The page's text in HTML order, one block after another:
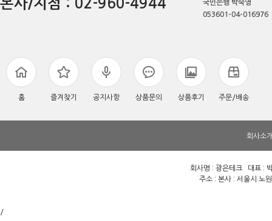
본사/지점 : 02-960-4944
국민은행 박숙영
053601-04-016976
홈 즐겨찾기 공지사항 상품문의 상품후기 주문/배송
회사소
회사명 : 광은테크 대표 :
주소 : 본사 : 서울시
/